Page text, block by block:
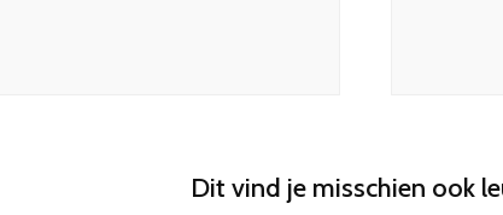
Dit vind je misschien ook